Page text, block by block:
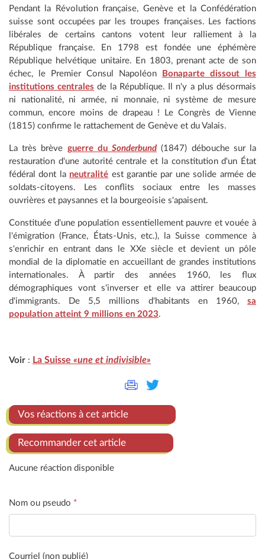
Pendant la Révolution française, Genève et la Confédération
suisse sont occupées par les troupes françaises. Les factions
libérales de certains cantons votent leur ralliement à la
République française. En 1798 est fondée une éphémère
République helvétique unitaire. En 1803, prenant acte de son
échec, le Premier Consul Napoléon
Bonaparte dissout les
institutions centrales de la République. Il n'y a plus désormais
ni nationalité, ni armée, ni monnaie, ni système de mesure
commun, encore moins de drapeau ! Le Congrès de Vienne
(1815) confirme le rattachement de Genève et du Valais.
La très brève guerre duSonderbund (1847) débouche sur la
restauration d'une autorité centrale et la constitution d'un État
fédéral dont la neutralité est garantie par une solide armée de
soldats-citoyens. Les conflits sociaux entre les masses
ouvrières et paysannes et la bourgeoisie s'apaisent.
Constituée d'une population essentiellement pauvre et vouée à
l'émigration (France, États-Unis, etc.), la Suisse commence à
s'enrichir en entrant dans le XXe siècle et devient un pôle
mondial de la diplomatie en accueillant de grandes institutions
internationales. À partir des années 1960, les flux
démographiques vont s'inverser et elle va attirer beaucoup
d'immigrants. De 5,5 millions d'habitants en 1960, sa
population atteint 9 millions en 2023.
Voir : La Suisse «une et indivisible»
Vos réactions à cet article
Recommander cet article
Aucune réaction disponible
Nom ou pseudo *
Courriel (non publié)